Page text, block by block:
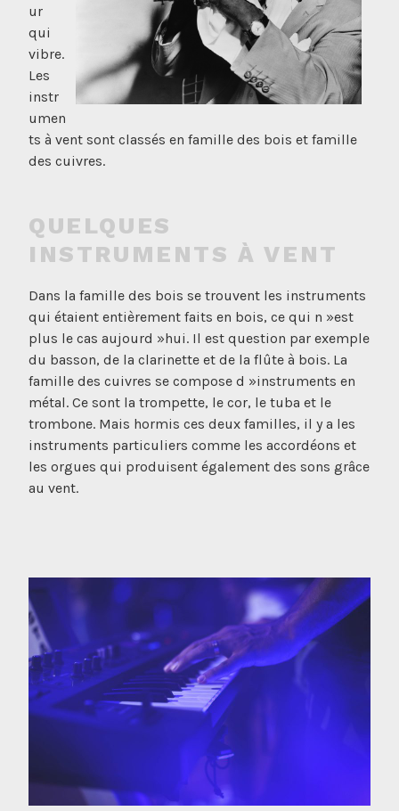
ur
qui
vibre.
Les
instr
umen
ts à vent sont classés en famille des bois et famille
des cuivres.
QUELQUES
INSTRUMENTS À VENT
Dans la famille des bois se trouvent les instruments
qui étaient entièrement faits en bois, ce qui n »est
plus le cas aujourd »hui. Il est question par exemple
du basson, de la clarinette et de la flûte à bois. La
famille des cuivres se compose d »instruments en
métal. Ce sont la trompette, le cor, le tuba et le
trombone. Mais hormis ces deux familles, il y a les
instruments particuliers comme les accordéons et
les orgues qui produisent également des sons grâce
au vent.